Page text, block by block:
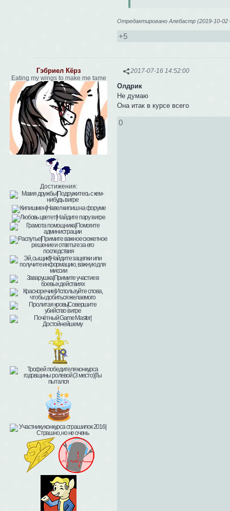
Отредактировано Алебастр (2019-10-02
+5
2017-07-16 14:52:00
Гэбриел Кёрз
Eating my wings to make me tame
Достижения:
Олдрик
Не думаю
Она итак в курсе всего
0